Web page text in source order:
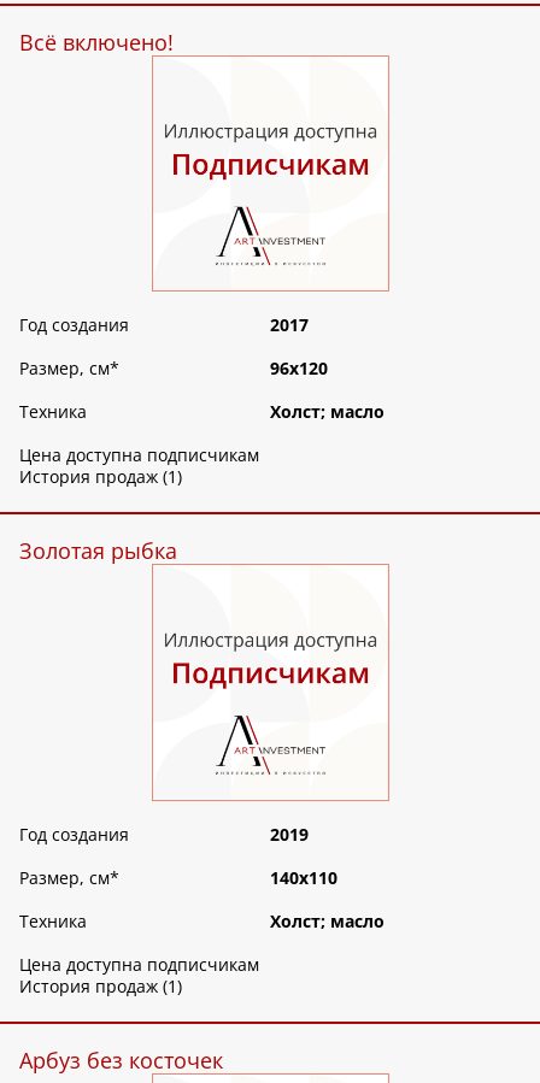
Всё включено!
Год создания
2017
Размер, см*
96х120
Техника
Холст; масло
Цена доступна подписчикам
История продаж (1)
Золотая рыбка
Год создания
2019
Размер, см*
140х110
Техника
Холст; масло
Цена доступна подписчикам
История продаж (1)
Арбуз без косточек